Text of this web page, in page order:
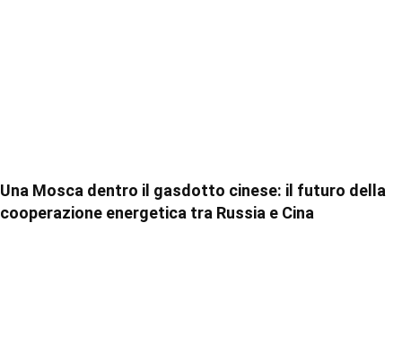
Una Mosca dentro il gasdotto cinese: il futuro della
cooperazione energetica tra Russia e Cina